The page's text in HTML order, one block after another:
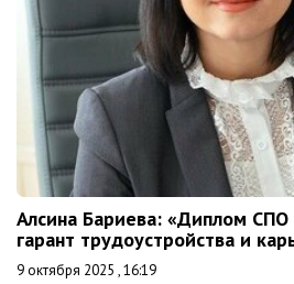
Алсина Бариева: «Диплом СПО
гарант трудоустройства и
9 октября 2025 , 16:19